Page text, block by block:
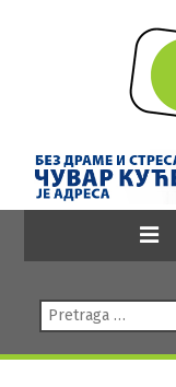
Pretraga: